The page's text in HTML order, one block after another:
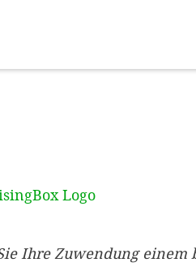
Ihre Zuwendung einem